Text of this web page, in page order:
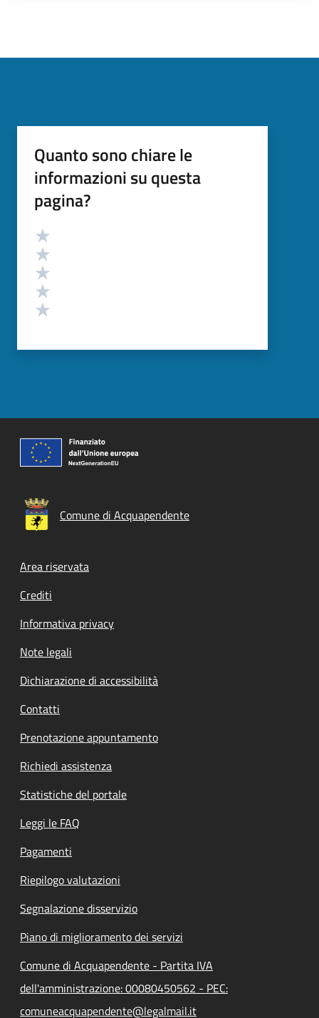
Quanto sono chiare le
informazioni su questa
pagina?
Valutazione
Comune di Acquapendente
Footer menu
Area riservata
Crediti
Informativa privacy
Note legali
Dichiarazione di accessibilità
Contatti
Prenotazione appuntamento
Richiedi assistenza
Statistiche del portale
Leggi le FAQ
Pagamenti
Riepilogo valutazioni
Segnalazione disservizio
Piano di miglioramento dei servizi
Comune di Acquapendente - Partita IVA
dell'amministrazione: 00080450562 - PEC:
comuneacquapendente@legalmail.it